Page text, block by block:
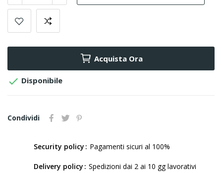
Acquista Ora
 Disponibile
Condividi
Security policy Pagamenti sicuri al 100%
Delivery policy Spedizioni dai 2 ai 10 gg lavorativi